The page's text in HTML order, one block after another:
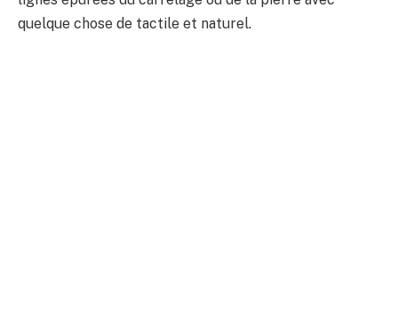
quelque chose de tactile et naturel.